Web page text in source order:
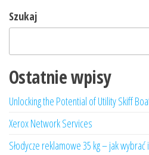
Szukaj
Ostatnie wpisy
Unlocking the Potential of Utility Skiff
Xerox Network Services
Słodycze reklamowe 35 kg – jak